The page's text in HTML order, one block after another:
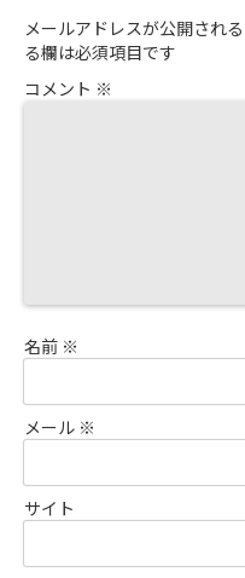
メールアドレスが公開され
る欄は必須項目です
コメント ※
名前 ※
メール ※
サイト